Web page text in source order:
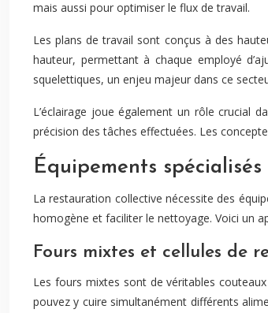
mais aussi pour optimiser le flux de travail.
Les plans de travail sont conçus à des
hauteur, permettant à chaque employé
squelettiques, un enjeu majeur dans ce
L’éclairage joue également un rôle crucial
précision des tâches effectuées. Les
Équipements
La restauration collective nécessite des
homogène et faciliter le nettoyage. Voici un
Fours mixtes et cellules de
Les fours mixtes sont de véritables
pouvez y cuire simultanément différents